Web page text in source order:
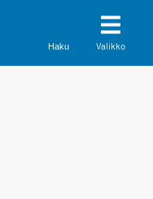
Haku Valikko